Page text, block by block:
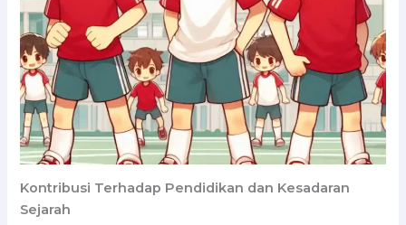
Kontribusi Terhadap Pendidikan dan Kesadaran
Sejarah